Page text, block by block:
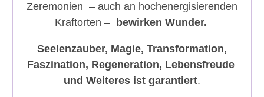
Zeremonien – auch an hochenergisierenden
Kraftorten –
bewirken Wunder.
Seelenzauber, Magie, Transformation,
Faszination, Regeneration, Lebensfreude
und Weiteres ist garantiert.